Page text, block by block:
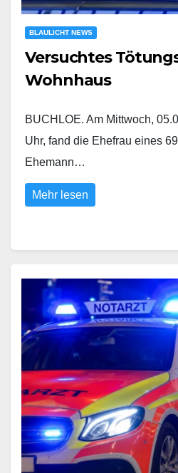
BLAULICHT NEWS
Versuchtes
Wohnhaus
BUCHLOE. Am Mittwoch,
Uhr, fand die Ehefrau eines
Ehemann…
Mehr lesen